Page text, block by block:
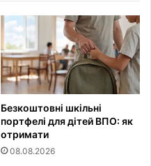
Безкоштовні шкільні
портфелі для дітей ВПО: як
отримати
08.08.2026